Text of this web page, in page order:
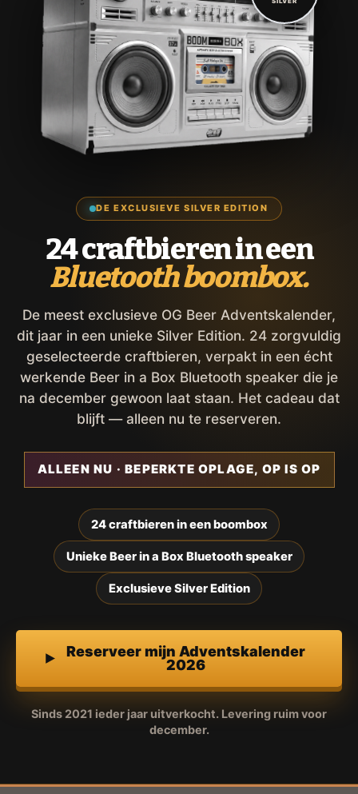
DE EXCLUSIEVE SILVER EDITION
24 craftbieren in een
Bluetooth boombox.
De meest exclusieve OG Beer Adventskalender,
dit jaar in een unieke Silver Edition. 24 zorgvuldig
geselecteerde craftbieren, verpakt in een écht
werkende Beer in a Box Bluetooth speaker die je
na december gewoon laat staan. Het cadeau dat
blijft — alleen nu te reserveren.
ALLEEN NU · BEPERKTE OPLAGE, OP IS OP
24 craftbieren in een boombox
Unieke Beer in a Box Bluetooth speaker
Exclusieve Silver Edition
Reserveer mijn Adventskalender
2026
Sinds 2021 ieder jaar uitverkocht. Levering ruim voor
december.